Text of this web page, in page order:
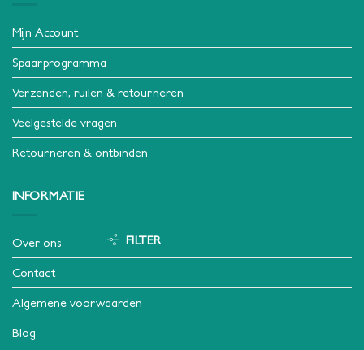
FILTER
Mijn Account
Spaarprogramma
Verzenden, ruilen & retourneren
Veelgestelde vragen
Retourneren & ontbinden
INFORMATIE
Over ons
Contact
Algemene voorwaarden
Blog